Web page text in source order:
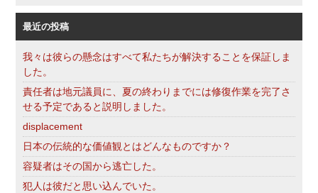
最近の投稿
我々は彼らの懸念はすべて私たちが解決することを保証しま
した。
責任者は地元議員に、夏の終わりまでには修復作業を完了さ
せる予定であると説明しました。
displacement
日本の伝統的な価値観とはどんなものですか？
容疑者はその国から逃亡した。
犯人は彼だと思い込んでいた。